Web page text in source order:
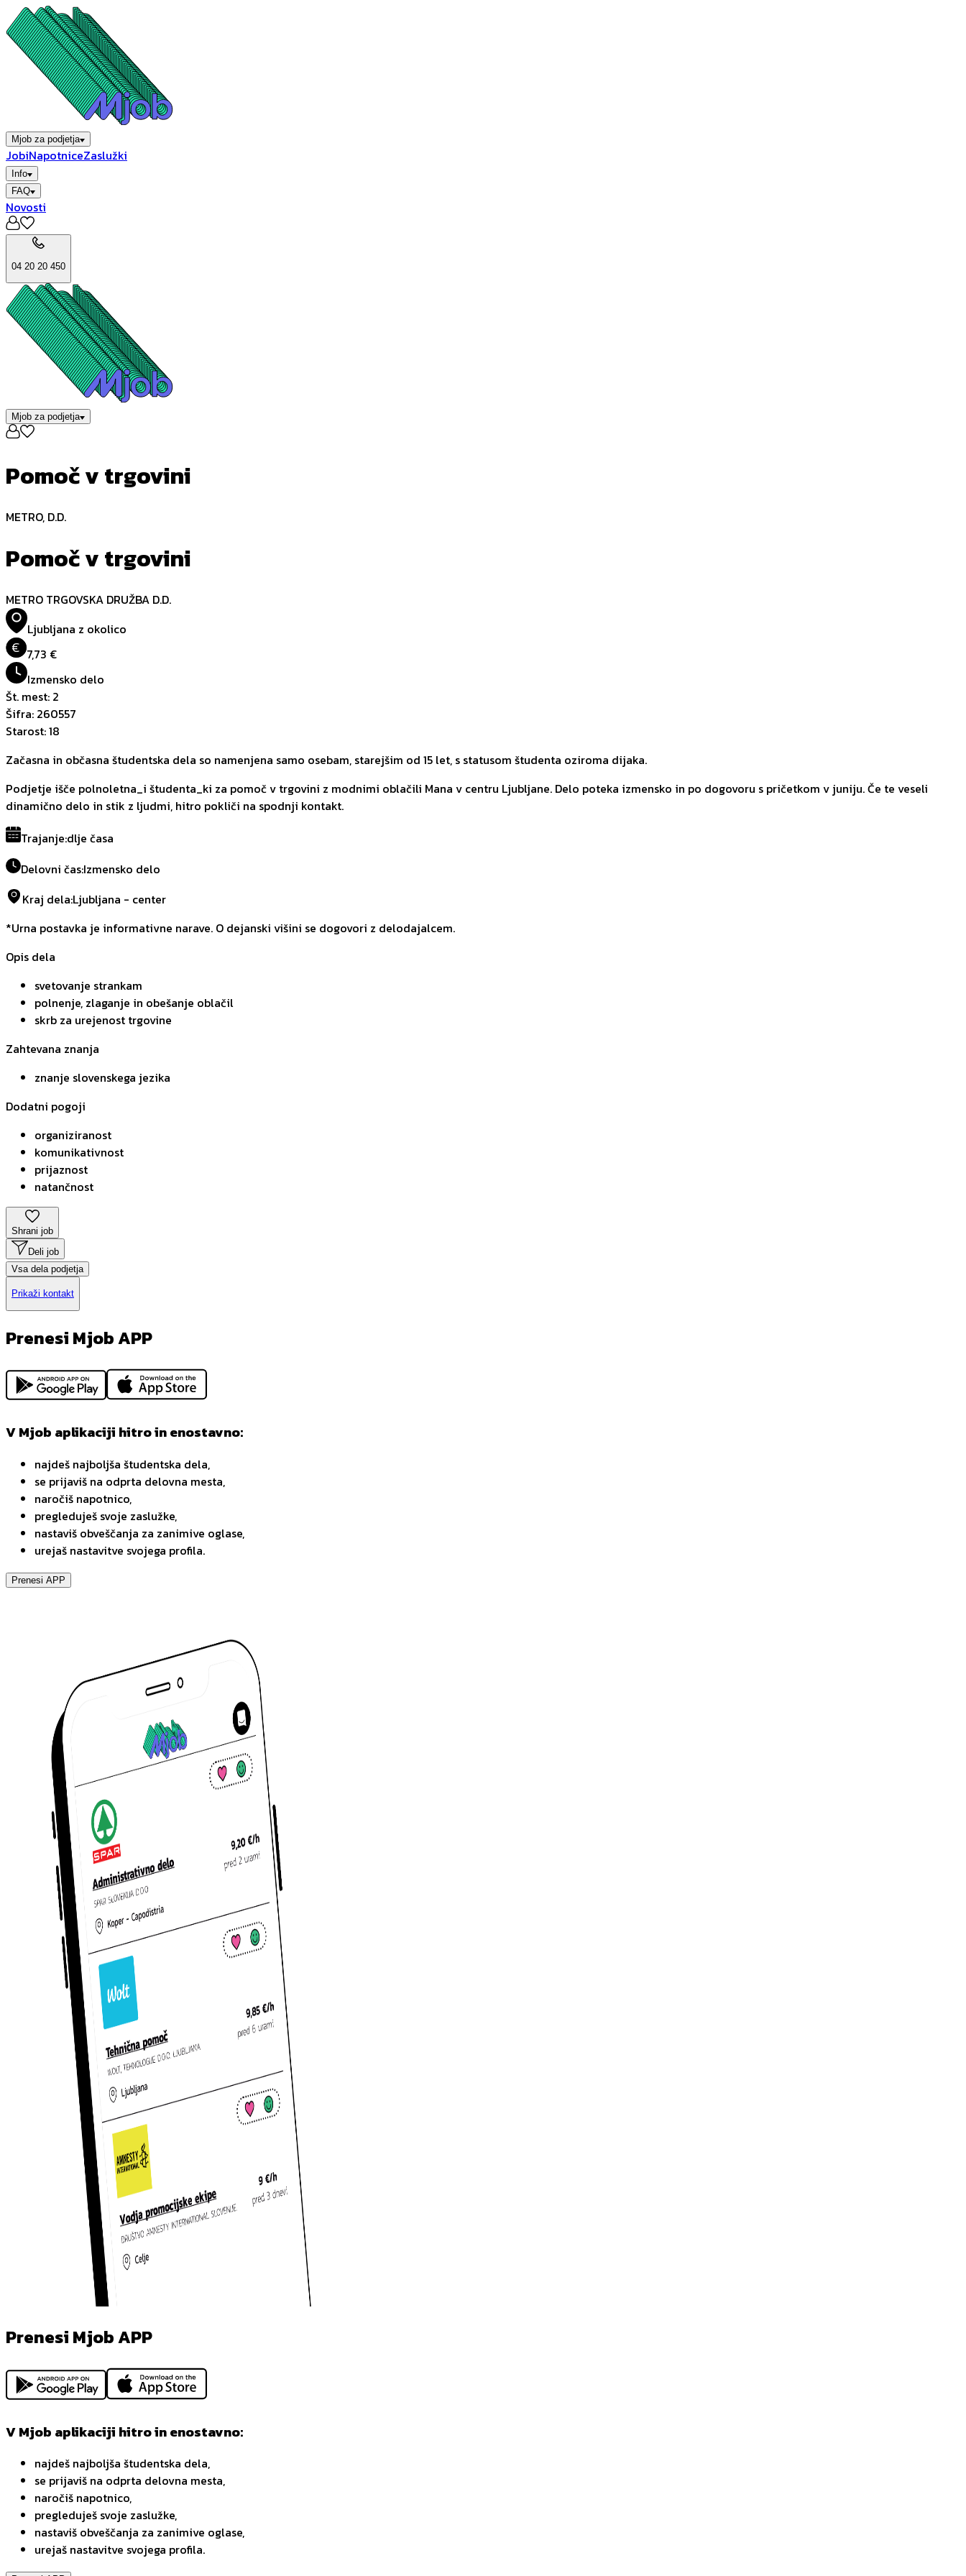
Mjob za podjetja
JobiNapotniceZaslužki
Info
FAQ
Novosti
04 20 20 450
Mjob za podjetja
Pomoč v trgovini
METRO, D.D.
Pomoč v trgovini
METRO TRGOVSKA DRUŽBA D.D.
Ljubljana z okolico
€ 7,73 €
Izmensko delo
Št. mest: 2
Šifra: 260557
Starost:18
Začasna in občasna študentska dela so namenjena samo osebam, starejšim od 15 let, s statusom študenta oziroma dijaka.
Podjetje išče polnoletna_i študenta_ki za pomoč v trgovini z modnimi oblačili Mana v centru Ljubljane. Delo poteka izmensko in po dogovoru s pričetkom v juniju. Če te veseli
dinamično delo in stik z ljudmi, hitro pokliči na spodnji kontakt.
Trajanje:dlje časa
Delovni čas:Izmensko delo
Kraj dela:Ljubljana - center
*Urna postavka je informativne narave. O dejanski višini se dogovori z delodajalcem.
Opis dela
svetovanje strankam
polnenje, zlaganje in obešanje oblačil
skrb za urejenost trgovine
Zahtevana znanja
znanje slovenskega jezika
Dodatni pogoji
organiziranost
komunikativnost
prijaznost
natančnost
Shrani job
Deli job
Vsa dela podjetja
Prikaži kontakt
Prenesi Mjob APP
V Mjob aplikaciji hitro in enostavno:
najdeš najboljša študentska dela,
se prijaviš na odprta delovna mesta,
naročiš napotnico,
pregleduješ svoje zaslužke,
nastaviš obveščanja za zanimive oglase,
urejaš nastavitve svojega profila.
Prenesi APP
Prenesi Mjob APP
V Mjob aplikaciji hitro in enostavno:
najdeš najboljša študentska dela,
se prijaviš na odprta delovna mesta,
naročiš napotnico,
pregleduješ svoje zaslužke,
nastaviš obveščanja za zanimive oglase,
urejaš nastavitve svojega profila.